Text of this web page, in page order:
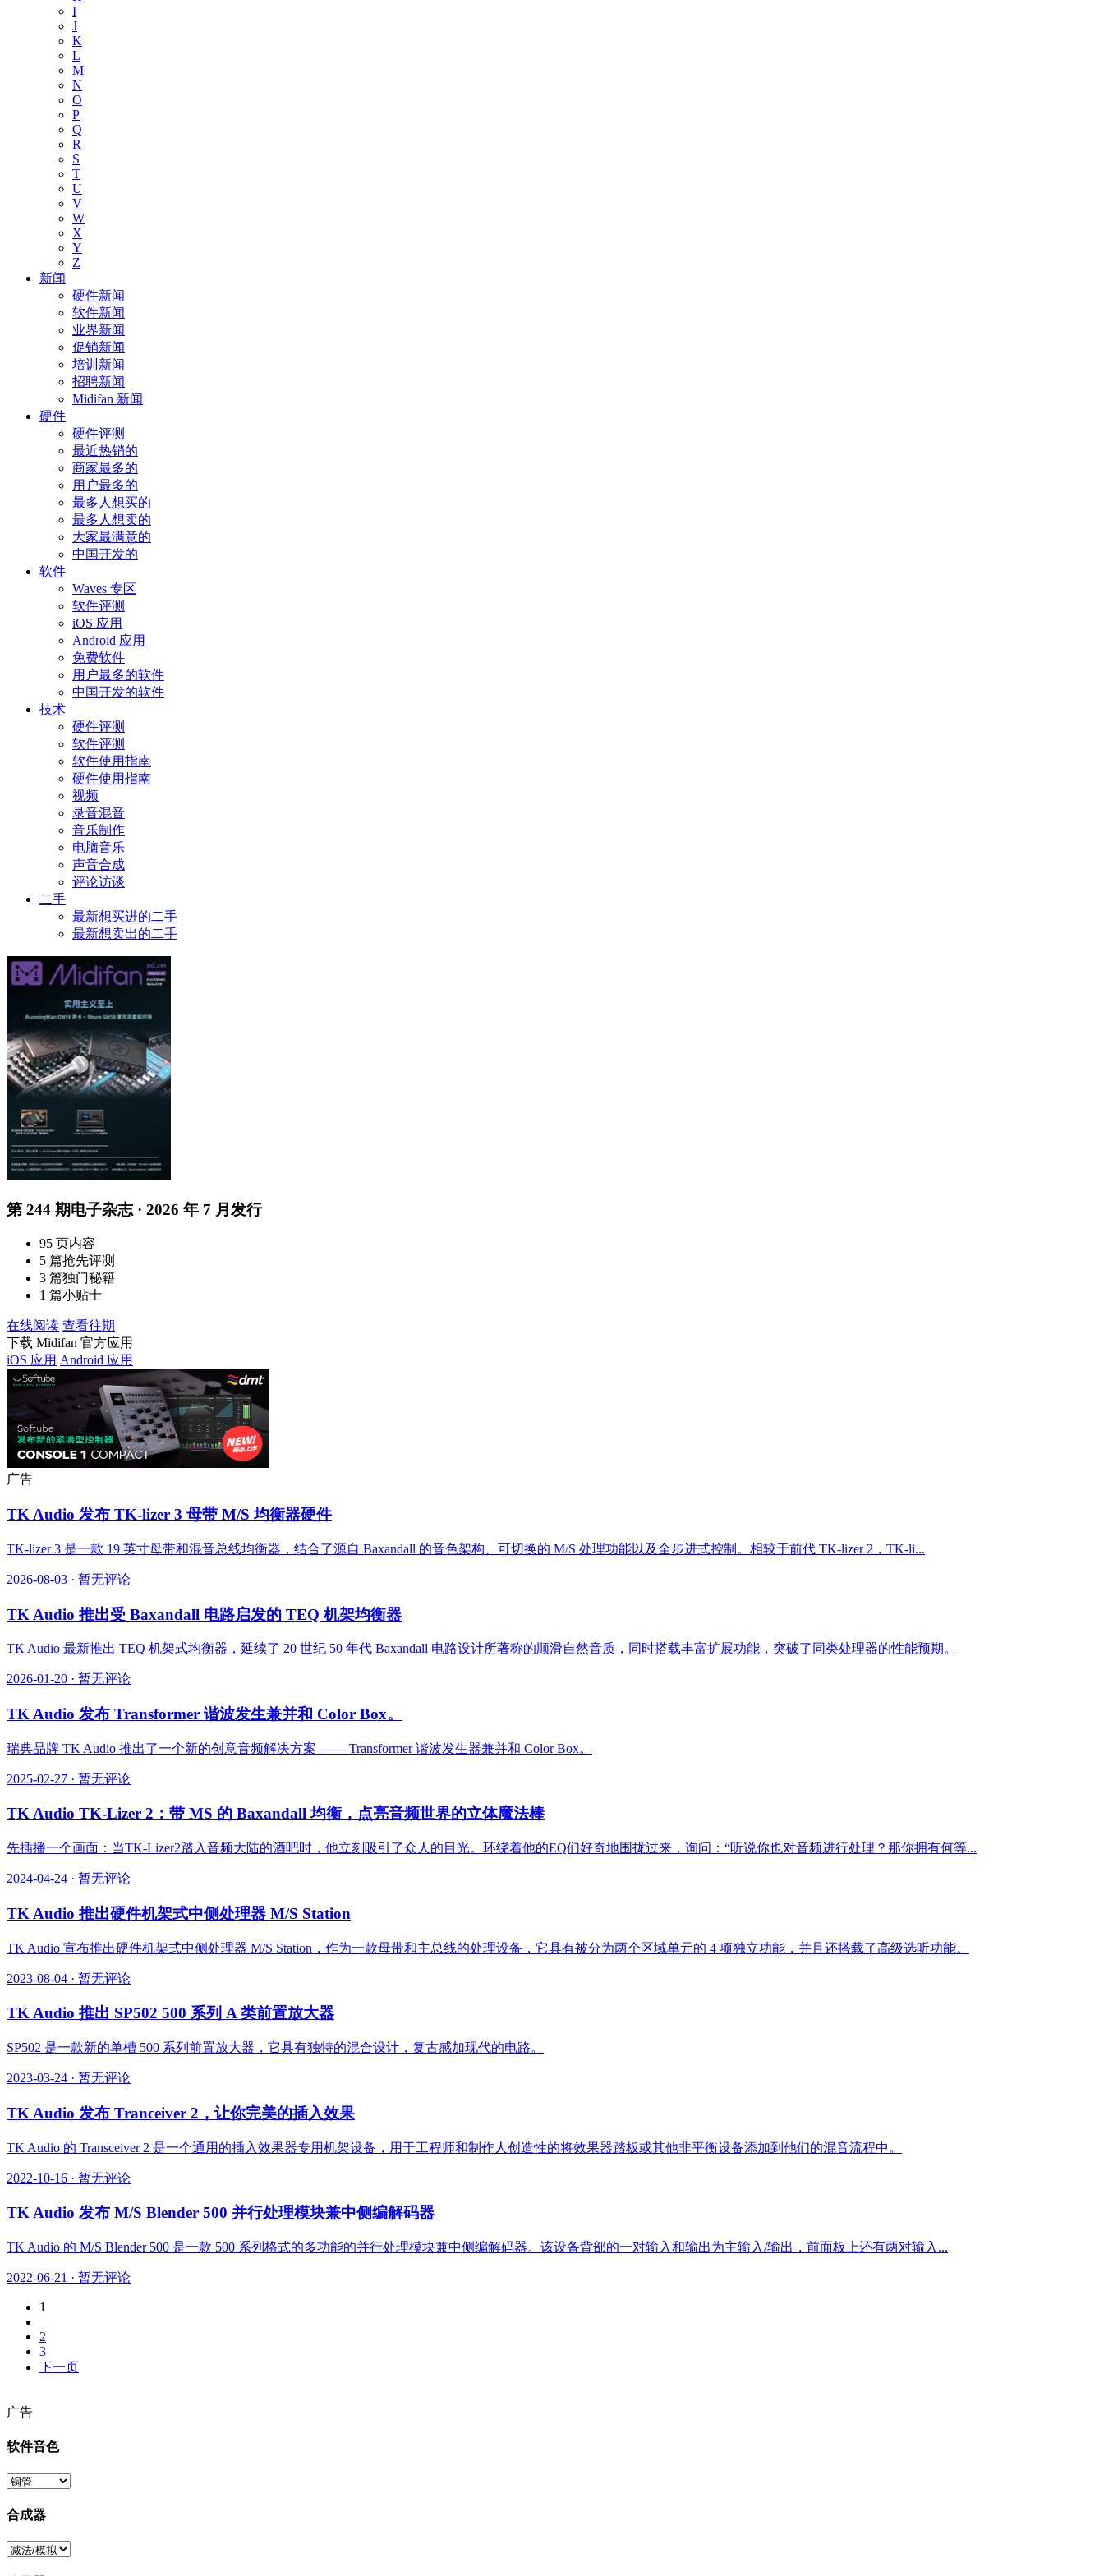
I
J
K
L
M
N
O
P
Q
R
S
T
U
V
W
X
Y
Z
新闻
硬件新闻
软件新闻
业界新闻
促销新闻
培训新闻
招聘新闻
Midifan 新闻
硬件
硬件评测
最近热销的
商家最多的
用户最多的
最多人想买的
最多人想卖的
大家最满意的
中国开发的
软件
Waves 专区
软件评测
iOS 应用
Android 应用
免费软件
用户最多的软件
中国开发的软件
技术
硬件评测
软件评测
软件使用指南
硬件使用指南
视频
录音混音
音乐制作
电脑音乐
声音合成
评论访谈
二手
最新想买进的二手
最新想卖出的二手
第 244 期电子杂志 · 2026 年 7 月发行
95 页内容
5 篇抢先评测
3 篇独门秘籍
1 篇小贴士
在线阅读 查看往期
下载 Midifan 官方应用
iOS 应用 Android 应用
广告
TK Audio 发布 TK-lizer 3 母带 M/S 均衡器硬件
TK-lizer 3 是一款 19 英寸母带和混音总线均衡器，结合了源自 Baxandall 的音色架构、可切换的 M/S 处理功能以及全步进式控制。相较于前代 TK-lizer 2，TK-li...
2026-08-03 · 暂无评论
TK Audio 推出受 Baxandall 电路启发的 TEQ 机架均衡器
TK Audio 最新推出 TEQ 机架式均衡器，延续了 20 世纪 50 年代 Baxandall 电路设计所著称的顺滑自然音质，同时搭载丰富扩展功能，突破了同类处理器的性能预期。
2026-01-20 · 暂无评论
TK Audio 发布 Transformer 谐波发生兼并和 Color Box。
瑞典品牌 TK Audio 推出了一个新的创意音频解决方案 —— Transformer 谐波发生器兼并和 Color Box。
2025-02-27 · 暂无评论
TK Audio TK-Lizer 2：带 MS 的 Baxandall 均衡，点亮音频世界的立体魔法棒
先插播一个画面：当TK-Lizer2踏入音频大陆的酒吧时，他立刻吸引了众人的目光。环绕着他的EQ们好奇地围拢过来，询问：“听说你也对音频进行处理？那你拥有何等...
2024-04-24 · 暂无评论
TK Audio 推出硬件机架式中侧处理器 M/S Station
TK Audio 宣布推出硬件机架式中侧处理器 M/S Station，作为一款母带和主总线的处理设备，它具有被分为两个区域单元的 4 项独立功能，并且还搭载了高级选听功能。
2023-08-04 · 暂无评论
TK Audio 推出 SP502 500 系列 A 类前置放大器
SP502 是一款新的单槽 500 系列前置放大器，它具有独特的混合设计，复古感加现代的电路。
2023-03-24 · 暂无评论
TK Audio 发布 Tranceiver 2，让你完美的插入效果
TK Audio 的 Transceiver 2 是一个通用的插入效果器专用机架设备，用于工程师和制作人创造性的将效果器踏板或其他非平衡设备添加到他们的混音流程中。
2022-10-16 · 暂无评论
TK Audio 发布 M/S Blender 500 并行处理模块兼中侧编解码器
TK Audio 的 M/S Blender 500 是一款 500 系列格式的多功能的并行处理模块兼中侧编解码器。该设备背部的一对输入和输出为主输入/输出，前面板上还有两对输入...
2022-06-21 · 暂无评论
1
2
3
下一页
广告
软件音色
合成器